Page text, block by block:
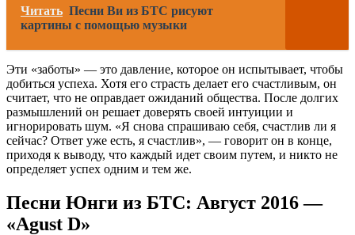
Читать Песни Ви из БТС рисуют
картины с помощью музыки
Эти «заботы» — это давление, которое он испытывает, чтобы
добиться успеха. Хотя его страсть делает его счастливым, он
считает, что не оправдает ожиданий общества. После долгих
размышлений он решает доверять своей интуиции и
игнорировать шум. «Я снова спрашиваю себя, счастлив ли я
сейчас? Ответ уже есть, я счастлив», — говорит он в конце,
приходя к выводу, что каждый идет своим путем, и никто не
определяет успех одним и тем же.
Песни Юнги из БТС: Август 2016 —
«Agust D»